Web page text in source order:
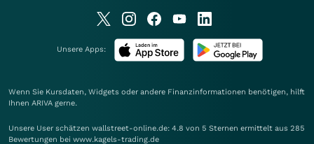
Unsere Apps:
Wenn Sie Kursdaten, Widgets oder andere Finanzinformationen benötigen, hilft
Ihnen ARIVA gerne.
Unsere User schätzen wallstreet-online.de: 4.8 von 5 Sternen ermittelt aus 285
Bewertungen bei www.kagels-trading.de